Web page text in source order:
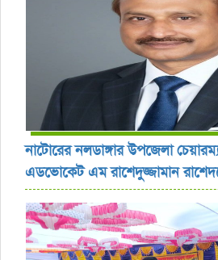
নাটোরের নলডাঙ্গার উপজেলা
এডভোকেট এম রাশেদুজ্জামান